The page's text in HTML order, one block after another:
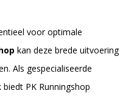
voor optimale
kan deze brede uitvoering
Als gespecialiseerde
PK Runningshop